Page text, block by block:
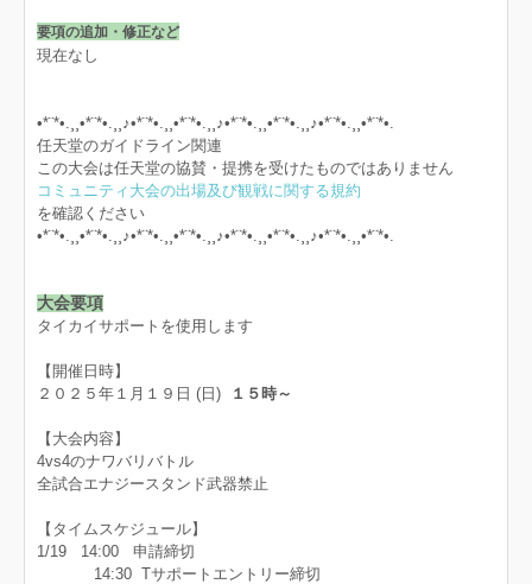
要項の追加・修正など
現在なし
•*¨*•.¸¸•*¨*•.¸¸♪•*¨*•.¸¸•*¨*•.¸¸♪•*¨*•.¸¸•*¨*•.¸¸♪•*¨*•.¸¸•*¨*•.
任天堂のガイドライン関連
この大会は任天堂の協賛・提携を受けたものではありません
コミュニティ大会の出場及び観戦に関する規約
を確認ください
•*¨*•.¸¸•*¨*•.¸¸♪•*¨*•.¸¸•*¨*•.¸¸♪•*¨*•.¸¸•*¨*•.¸¸♪•*¨*•.¸¸•*¨*•.
大会要項
タイカイサポートを使用します
【開催日時】
２０２５年１月１９日 (日)
１５時～
【大会内容】
4vs4のナワバリバトル
全試合エナジースタンド武器禁止
【タイムスケジュール】
1/19 14:00 申請締切
14:30 Tサポートエントリー締切